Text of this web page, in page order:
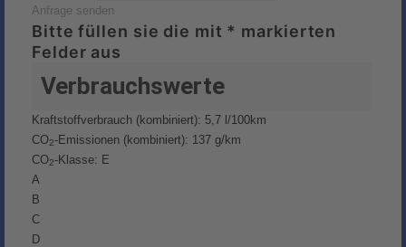
Anfrage senden
Bitte füllen sie die mit * markierten
Felder aus
Verbrauchswerte
Kraftstoffverbrauch (kombiniert): 5,7 l/100km
CO2-Emissionen (kombiniert): 137 g/km
CO2-Klasse: E
A
B
C
D